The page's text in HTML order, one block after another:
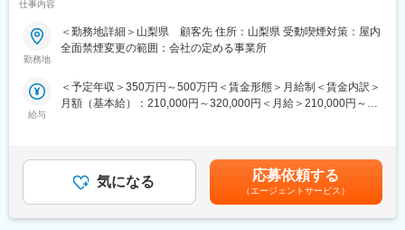
◆現場オペレーションの統括
・医療事務業務全体の進行管理（受付、会計、診療報酬請求（レ
・新規受託案件の立ち上げ支援、プロセス管理
トなど、人とのコミュニケーションが多く発生する業務内容で
す。個人での業務よりも、チームで目標を達成することや課題に
対応することに、やりがいや達成感を覚える方を歓迎いたしま
す。全社員がより働きやすい職場環境の実現を目指し、一丸とな
って取り組んでおります。ぜひその一員として、私たちと一緒に
仕事内容
■業務内容：
当社の顧客先にて、Si半導体、ファイバー、化合物半導体、特殊
多様な業界の知識や技術力を身につけることができます。
＜具体的な業務内容＞
・実験条件の設定や検査手順の管理
※ご経験スキルに応じて別案件の打診をさせていただく場合もござ
います。ご面接の際に志向性に合わせて様々お話しできればと思
います。
勤務地
＜勤務地詳細＞山梨県 顧客先 住所：山梨県 受動喫煙対策：屋内
全面禁煙変更の範囲：会社の定める事業所
給与
＜予定年収＞350万円～500万円＜賃金形態＞月給制＜賃金内訳＞
月額（基本給）：210,000円～320,000円＜月給＞210,000円～
の金額であり、選考を通じて上下する可能性があります。月給(月
額)は固定手当を含めた表記です。
気になる 応募依頼する
（エージェントサービス）